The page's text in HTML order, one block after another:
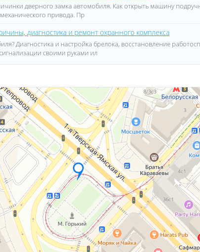
дверного замка автомобиля. Как открыть машину
привода. Пр
диагностика и ремонт охранного комплекса
Диагностика и настройка брелока, восстановление
своими руками ил